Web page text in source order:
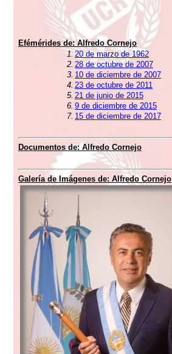
Efémérides de:Alfredo Cornejo
1.20 de marzo de 1962
2. 28 de octubre de 2007
3. 10 de diciembre de 2007
4. 23 de octubre de 2011
5. 21 de junio de 2015
6. 9 de diciembre de 2015
7. 15 de diciembre de 2017
Documentos de: Alfredo Cornejo
Galería de Imágenes de: Alfredo Cornejo